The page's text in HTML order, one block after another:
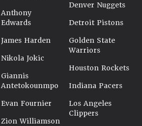
Anthony
Edwards
James Harden
Nikola Jokic
Giannis
Antetokounmpo
Evan Fournier
Zion Williamson
Denver Nuggets
Detroit Pistons
Golden State
Warriors
Houston Rockets
Indiana Pacers
Los Angeles
Clippers